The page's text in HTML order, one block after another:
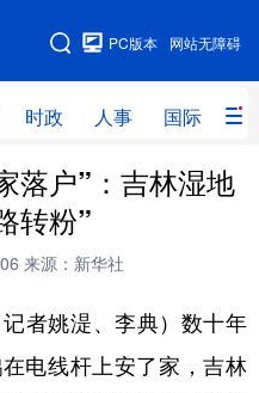
网站无障碍
PC版本
时政 人事 国际 财
图
时政 人事
网评
全球连线
量子 体育
健康 军事
落户”：吉林湿地
转粉”
来源：新华社
者姚湜、李典）数十年
电线杆上安了家，吉林